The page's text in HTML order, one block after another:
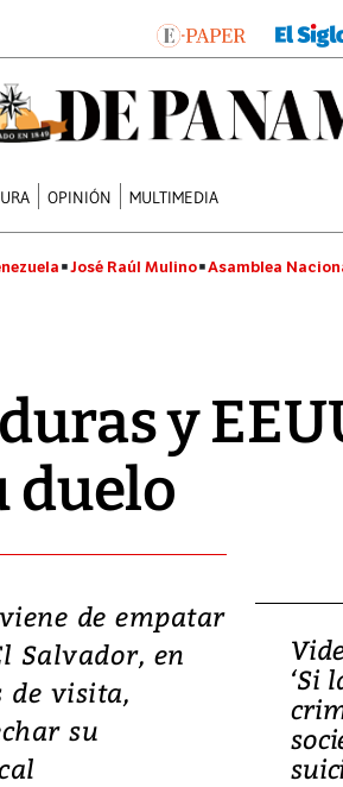
OPINIÓN MULTIMEDIA
José Raúl Mulino Asamblea
y
duelo
de empatar
Salvador, en
de visita,
su
Terremoto
y graves
Kumamoto
‘Si